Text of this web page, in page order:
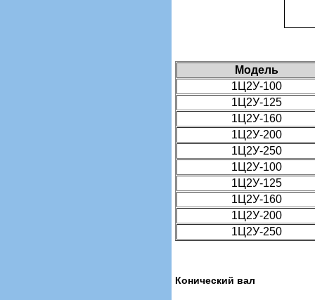
Модель
1Ц2У-100
1Ц2У-125
1Ц2У-160
1Ц2У-200
1Ц2У-250
1Ц2У-100
1Ц2У-125
1Ц2У-160
1Ц2У-200
1Ц2У-250
Конический вал